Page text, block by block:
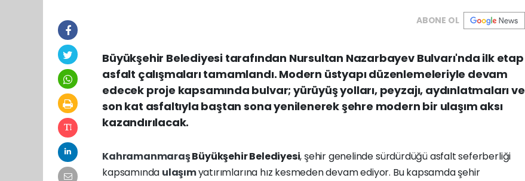
ABONE OL
Büyükşehir Belediyesi tarafından Nursultan Nazarbayev Bulvarı'nda ilk etap
asfalt çalışmaları tamamlandı. Modern üstyapı düzenlemeleriyle devam
edecek proje kapsamında bulvar; yürüyüş yolları, peyzajı, aydınlatmaları ve
son kat asfaltıyla baştan sona yenilenerek şehre modern bir ulaşım aksı
kazandırılacak.
KahramanmaraşBüyükşehir Belediyesi, şehir genelinde sürdürdüğü asfalt seferberliği
kapsamında ulaşımyatırımlarına hız kesmeden devam ediyor. Bu kapsamda şehir